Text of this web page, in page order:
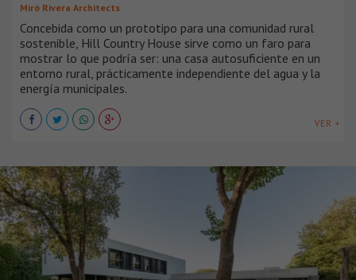
Miró Rivera Architects
Concebida como un prototipo para una comunidad rural
sostenible, Hill Country House sirve como un faro para
mostrar lo que podría ser: una casa autosuficiente en un
entorno rural, prácticamente independiente del agua y la
energía municipales.
VER +